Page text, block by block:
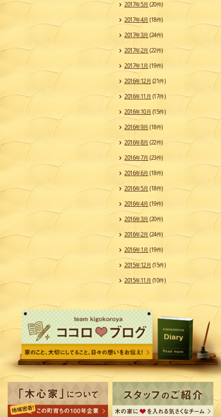
2017年5月 (20件)
2017年4月 (18件)
2017年3月 (24件)
2017年2月 (22件)
2017年1月 (19件)
2016年12月 (21件)
2016年11月 (17件)
2016年10月 (15件)
2016年9月 (18件)
2016年8月 (22件)
2016年7月 (23件)
2016年6月 (18件)
2016年5月 (18件)
2016年4月 (19件)
2016年3月 (20件)
2016年2月 (24件)
2016年1月 (19件)
2015年12月 (15件)
2015年11月 (10件)